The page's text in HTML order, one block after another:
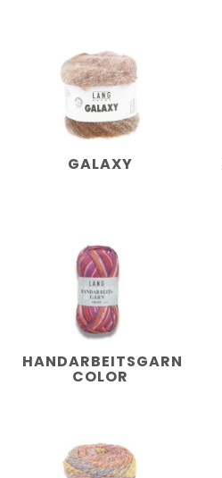
GALAXY
HANDARBEITSGARN
COLOR